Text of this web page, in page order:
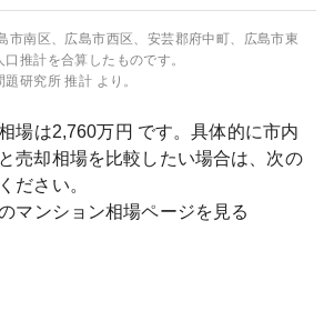
市南区、広島市西区、安芸郡府中町、広島市東
口推計を合算したものです。
研究所 推計 より。
場は2,760万円 です。具体的に市内
売却相場を比較したい場合は、次の
ださい。
マンション相場ページを見る